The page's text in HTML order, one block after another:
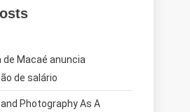
de Macaé anuncia
de salário
Photography As A